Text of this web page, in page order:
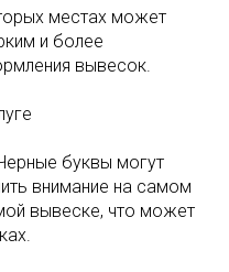
местах может
и более
вывесок.
буквы могут
внимание на самом
вывеске, что может